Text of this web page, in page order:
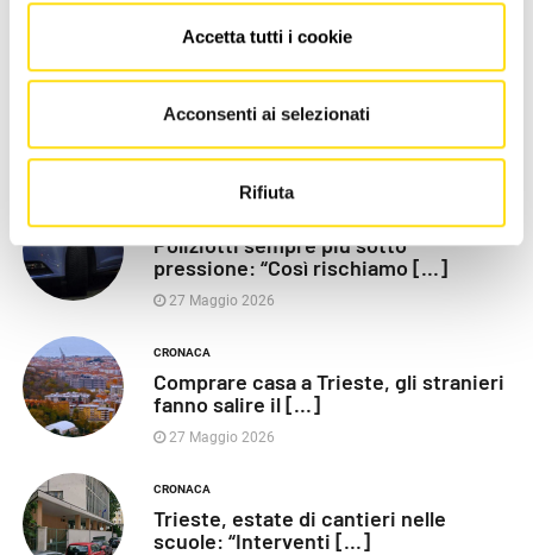
Accetta tutti i cookie
Acconsenti ai selezionati
Rifiuta
POLITICA
Razza (Lega): “Piazza Libertà va
27 Maggio 2026
Poliziotti sempre più sotto
pressione: “Così rischiamo [...]
27 Maggio 2026
CRONACA
Comprare casa a Trieste, gli stranieri
fanno salire il [...]
27 Maggio 2026
CRONACA
Trieste, estate di cantieri nelle
scuole: “Interventi [...]